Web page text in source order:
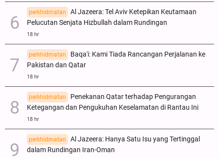
perkhidmatan
Al Jazeera: Tel Aviv Ketepikan Keutamaan
Pelucutan Senjata Hizbullah dalam Rundingan
18 hr
perkhidmatan
Baqa'i: Kami Tiada Rancangan Perjalanan ke
Pakistan dan Qatar
18 hr
perkhidmatan
Penekanan Qatar terhadap Pengurangan
Ketegangan dan Pengukuhan Keselamatan di Rantau Ini
18 hr
perkhidmatan
Al Jazeera: Hanya Satu Isu yang Tertinggal
dalam Rundingan Iran-Oman